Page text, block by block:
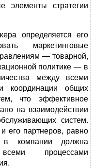
эле­менты стратегии
определяется его
маркетинговые
— товарной,
политике — в
между всеми
координации общих
что эффективное
на взаимодействии
систем.
его партнеров, равно
компании должна
процессами